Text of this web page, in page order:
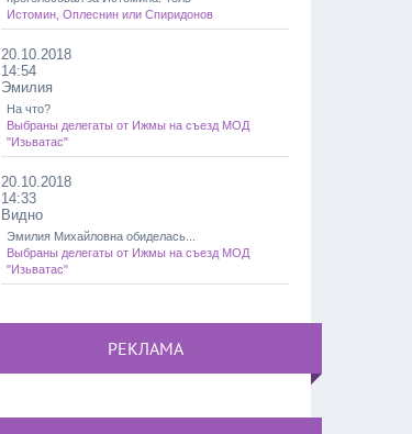
Истомин, Оплеснин или Спиридонов
20.10.2018
14:54
Эмилия
На что?
Выбраны делегаты от Ижмы на съезд МОД
"Изьватас"
20.10.2018
14:33
Видно
Эмилия Михайловна обиделась...
Выбраны делегаты от Ижмы на съезд МОД
"Изьватас"
РЕКЛАМА